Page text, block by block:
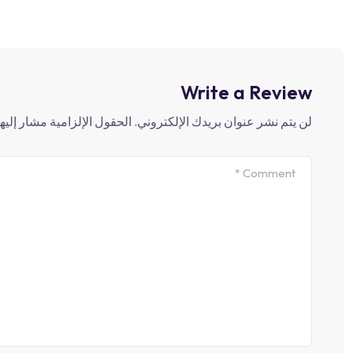
Write a Review
لن يتم نشر عنوان بريدك الإلكتروني. الحقول الإلزامية مشار